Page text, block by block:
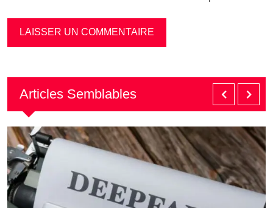
Articles Semblables